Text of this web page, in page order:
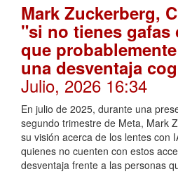
Mark Zuckerberg,
"si no tienes gafas
que
una desventaja
Julio, 2026 16:34
En julio de 2025, durante una
segundo trimestre de Meta, Mark
su visión acerca de los lentes con
quienes no cuenten con estos
desventaja frente a las personas